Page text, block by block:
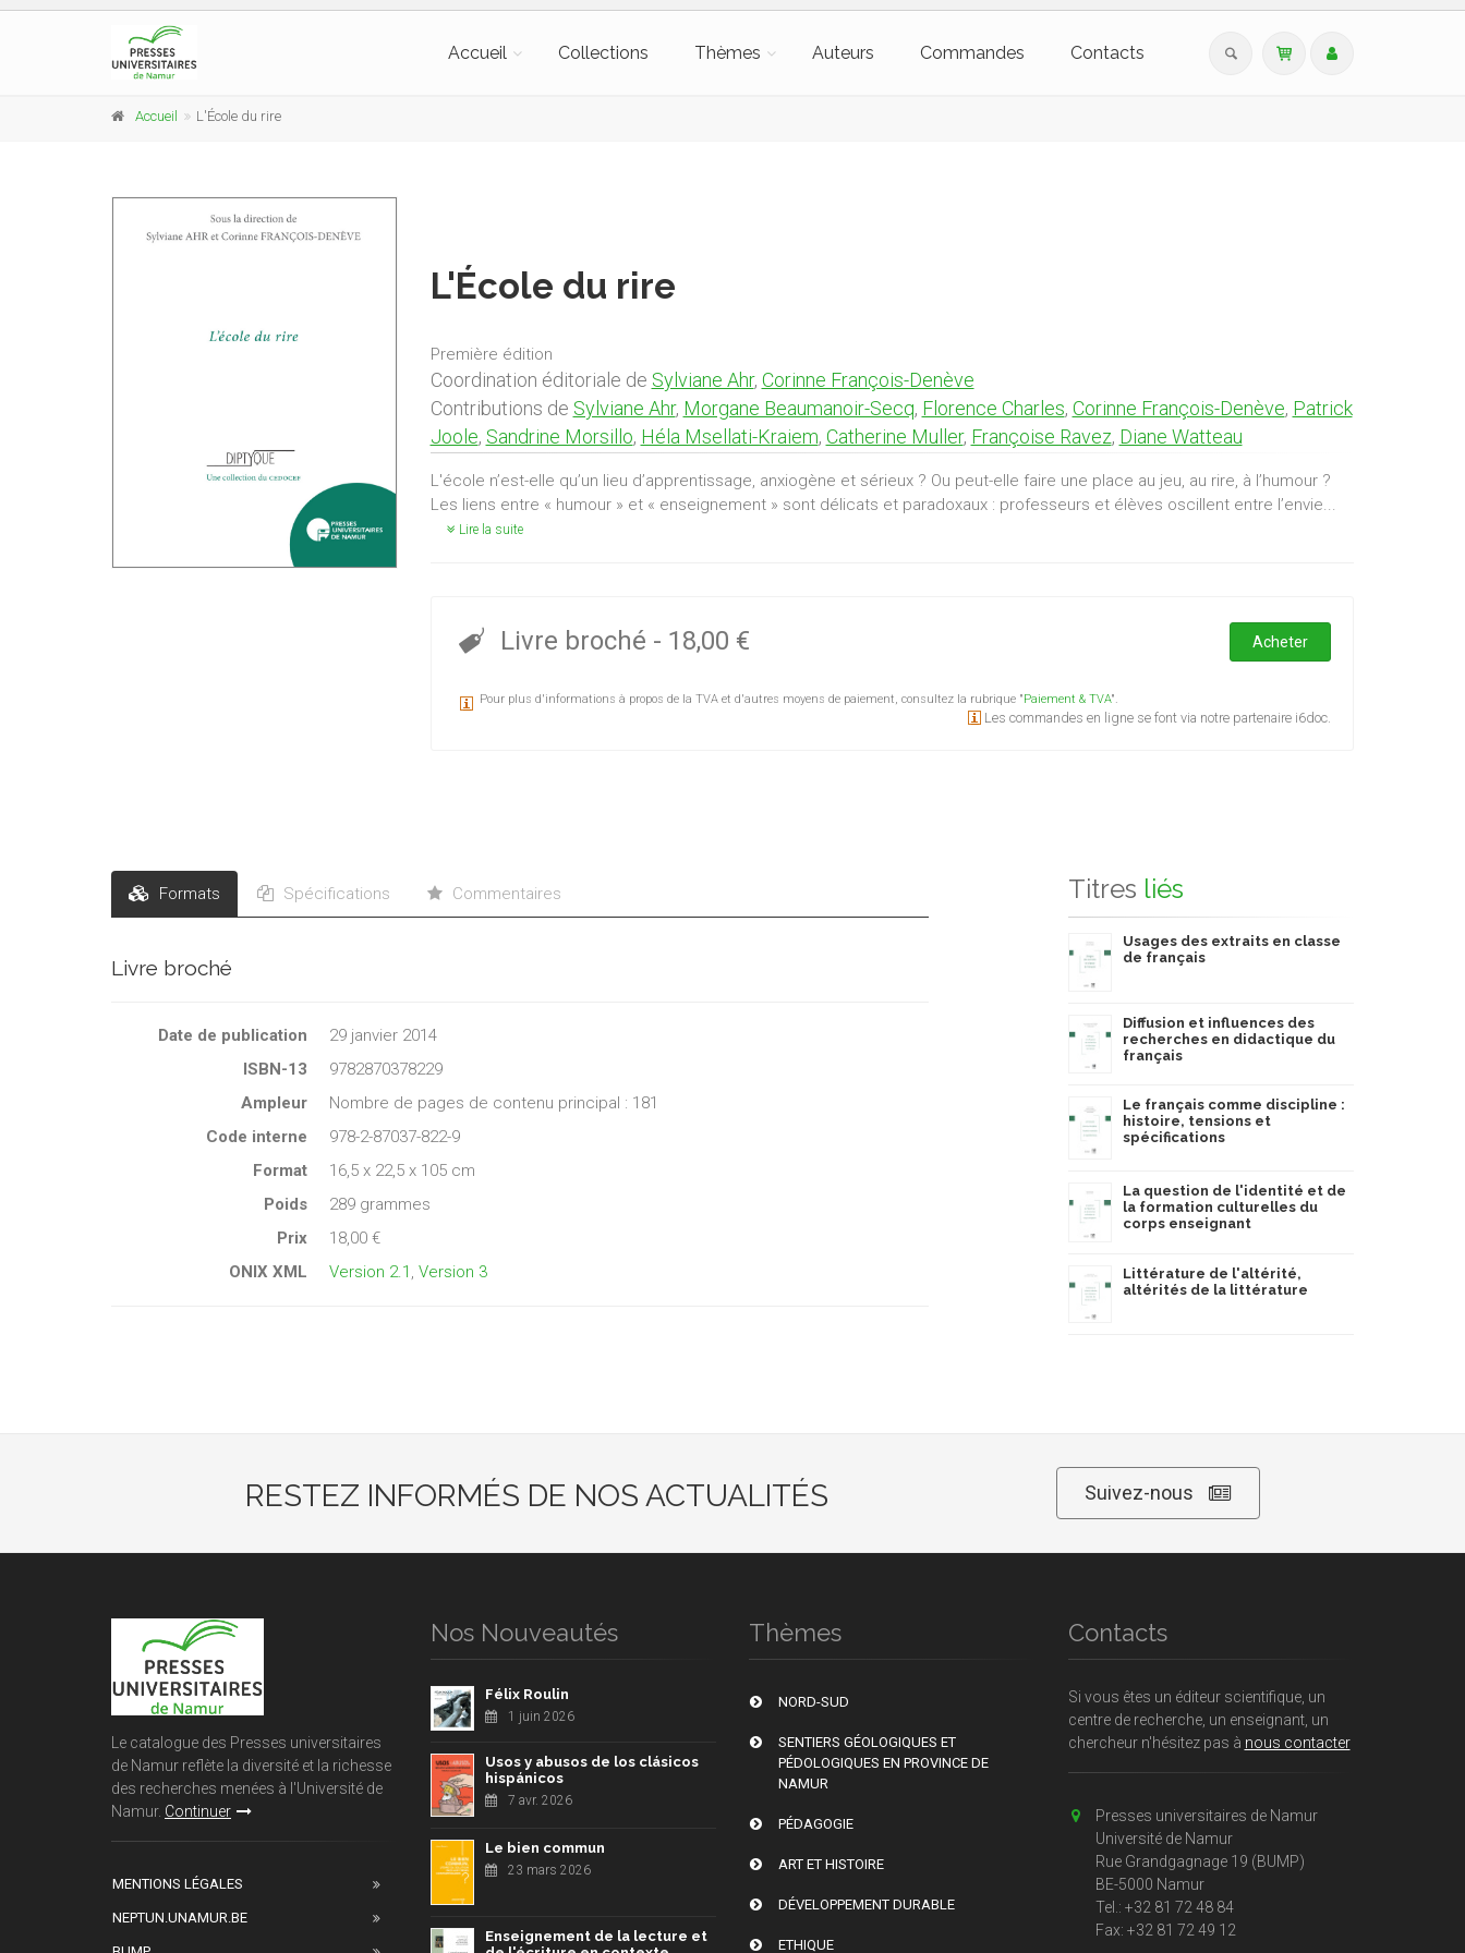
Accueil Collections Thèmes Auteurs Commandes Contacts
Accueil L'École du rire
L'École du rire
Première édition
Coordination éditoriale de Sylviane Ahr, Corinne François-Denève
Contributions de Sylviane Ahr, Morgane Beaumanoir-Secq, Florence Charles, Corinne François-Denève, Patrick
Joole, Sandrine Morsillo, Héla Msellati-Kraiem, Catherine Muller, Françoise Ravez, Diane Watteau
L'école n’est-elle qu’un lieu d’apprentissage, anxiogène et sérieux ? Ou peut-elle faire une place au jeu, au rire, à l’humour ?
Les liens entre « humour » et « enseignement » sont délicats et paradoxaux : professeurs et élèves oscillent entre l’envie...
Lire la suite
Livre broché - 18,00 € Acheter
Pour plus d'informations à propos de la TVA et d'autres moyens de paiement, consultez la rubrique "Paiement & TVA".
Les commandes en ligne se font via notre partenaire i6doc.
Formats Spécifications Commentaires
Livre broché
Date de publication
29 janvier 2014
ISBN-13
9782870378229
Ampleur
Nombre de pages de contenu principal : 181
Code interne
978-2-87037-822-9
Format
16,5 x 22,5 x 105 cm
Poids
289 grammes
Prix
18,00 €
ONIX XML
Version 2.1 , Version 3
Titres liés
Usages des extraits en classe
de français
Diffusion et influences des
recherches en didactique du
français
Le français comme discipline :
histoire, tensions et
spécifications
La question de l'identité et de
la formation culturelles du
corps enseignant
Littérature de l'altérité,
altérités de la littérature
RESTEZ INFORMÉS DE NOS ACTUALITÉS Suivez-nous
Le catalogue des Presses universitaires
de Namur reflète la diversité et la richesse
des recherches menées à l'Université de
Namur. Continuer
MENTIONS LÉGALES
NEPTUN.UNAMUR.BE
Nos Nouveautés
Félix Roulin
1 juin 2026
Usos y abusos de los clásicos
hispánicos
7 avr. 2026
Le bien commun
23 mars 2026
Enseignement de la lecture et
Thèmes
NORD-SUD
SENTIERS GÉOLOGIQUES ET
PÉDOLOGIQUES EN PROVINCE DE
NAMUR
PÉDAGOGIE
ART ET HISTOIRE
DÉVELOPPEMENT DURABLE
ETHIQUE
Contacts
Si vous êtes un éditeur scientifique, un
centre de recherche, un enseignant, un
chercheur n'hésitez pas à nous contacter
Presses universitaires de Namur
Université de Namur
Rue Grandgagnage 19 (BUMP)
BE-5000 Namur
Tel.: +32 81 72 48 84
Fax: +32 81 72 49 12